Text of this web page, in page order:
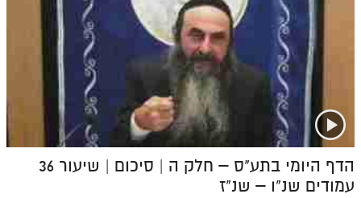
הדף היומי בתע"ס – חלק ה | סיכום | שיעור 36
עמודים שנ"ו – שנ"ז